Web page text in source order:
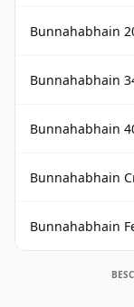
Bunnahabhain
Bunnahabhain
Bunnahabhain
Bunnahabhain
Bunnahabhain